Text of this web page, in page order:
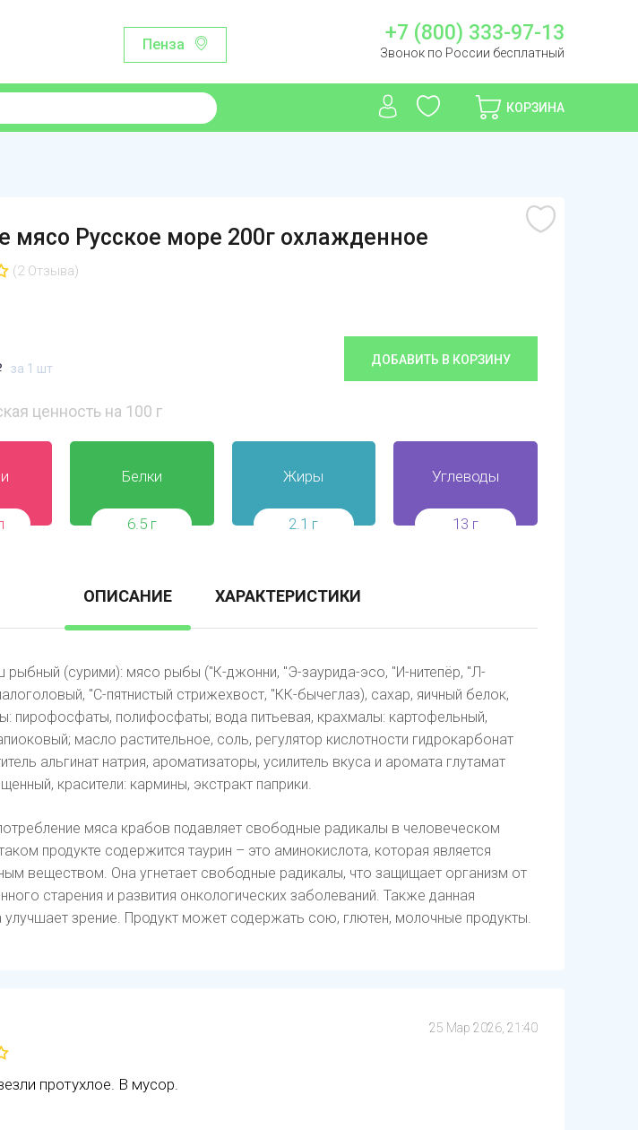
Пенза +7 (800) 333-97-13
Звонок по России бесплатный
КОРЗИНА
мясо Русское море 200г охлажденное
(2 Отзыва)
за 1 шт
ДОБАВИТЬ В КОРЗИНУ
ценность на 100 г
Белки
6.5 г
Жиры
2.1 г
Углеводы
13 г
ОПИСАНИЕ ХАРАКТЕРИСТИКИ
(сурими): мясо рыбы ("К-джонни, "Э-заурида-эсо, "И-нитепёр, "Л-
"С-пятнистый стрижехвост, "КК-бычеглаз), сахар, яичный белок,
пирофосфаты, полифосфаты; вода питьевая, крахмалы: картофельный,
масло растительное, соль, регулятор кислотности гидрокарбонат
альгинат натрия, ароматизаторы, усилитель вкуса и аромата глутамат
красители: кармины, экстракт паприки.
мяса крабов подавляет свободные радикалы в человеческом
продукте содержится таурин – это аминокислота, которая является
веществом. Она угнетает свободные радикалы, что защищает организм от
старения и развития онкологических заболеваний. Также данная
улучшает зрение. Продукт может содержать сою, глютен, молочные продукты.
25 Мар 2026, 21:40
протухлое. В мусор.